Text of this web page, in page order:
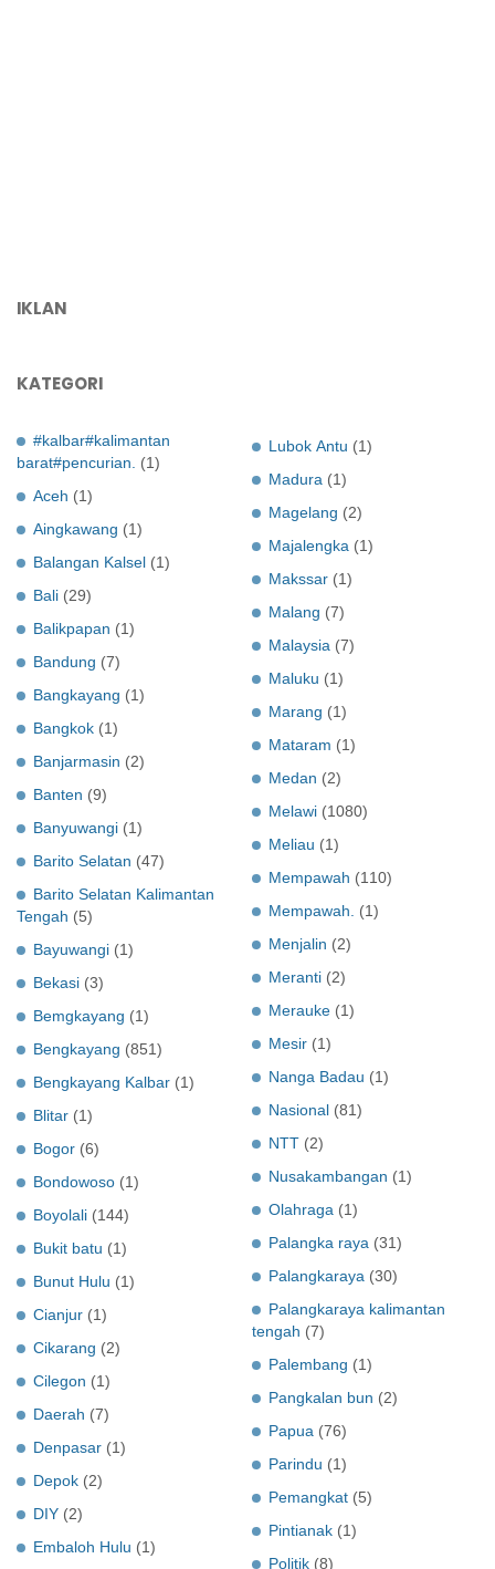
IKLAN
KATEGORI
#kalbar#kalimantan
barat#pencurian.
(1)
Aceh (1)
Aingkawang (1)
Balangan Kalsel (1)
Bali (29)
Balikpapan (1)
Bandung (7)
Bangkayang (1)
Bangkok (1)
Banjarmasin (2)
Banten (9)
Banyuwangi (1)
Barito Selatan (47)
Barito Selatan Kalimantan
Tengah (5)
Bayuwangi (1)
Bekasi (3)
Bemgkayang (1)
Bengkayang (851)
Bengkayang Kalbar (1)
Blitar (1)
Bogor (6)
Bondowoso (1)
Boyolali (144)
Bukit batu (1)
Bunut Hulu (1)
Cianjur (1)
Cikarang (2)
Cilegon (1)
Daerah (7)
Denpasar (1)
Depok (2)
DIY (2)
Embaloh Hulu (1)
Lubok Antu (1)
Madura (1)
Magelang (2)
Majalengka (1)
Makssar (1)
Malang (7)
Malaysia (7)
Maluku (1)
Marang (1)
Mataram (1)
Medan (2)
Melawi (1080)
Meliau (1)
Mempawah (110)
Mempawah.
(1)
Menjalin (2)
Meranti (2)
Merauke (1)
Mesir (1)
Nanga Badau (1)
Nasional (81)
NTT (2)
Nusakambangan (1)
Olahraga (1)
Palangka raya (31)
Palangkaraya (30)
Palangkaraya kalimantan
tengah (7)
Palembang (1)
Pangkalan bun (2)
Papua (76)
Parindu (1)
Pemangkat (5)
Pintianak (1)
Politik (8)